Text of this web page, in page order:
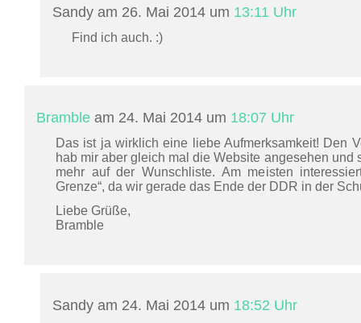
Sandy am 26. Mai 2014 um 13:11 Uhr
Find ich auch. :)
Bramble am 24. Mai 2014 um 18:07 Uhr
Das ist ja wirklich eine liebe Aufmerksamkeit! Den
hab mir aber gleich mal die Website angesehen und
mehr auf der Wunschliste. Am meisten
Grenze“, da wir gerade das Ende der DDR in der
Liebe Grüße,
Bramble
Sandy am 24. Mai 2014 um 18:52 Uhr